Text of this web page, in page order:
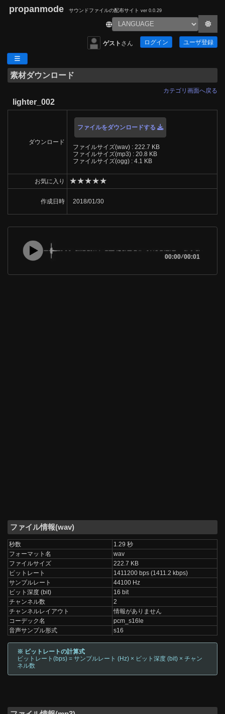
propanmode サウンドファイルの配布サイト ver 0.0.29
ゲスト さん ログイン ユーザ登録
素材ダウンロード
カテゴリ画面へ戻る
lighter_002
ダウンロード
ファイルをダウンロードする
ファイルサイズ(wav) : 222.7 KB
ファイルサイズ(mp3) : 20.8 KB
ファイルサイズ(ogg) : 4.1 KB
お気に入り ★★★★★
作成日時 2018/01/30
00:00/00:01
ファイル情報(wav)
秒数
1.29 秒
フォーマット名
wav
ファイルサイズ
222.7 KB
ビットレート
1411200 bps (1411.2 kbps)
サンプルレート
44100 Hz
ビット深度 (bit)
16 bit
チャンネル数
2
チャンネルレイアウト
情報がありません
コーデック名
pcm_s16le
音声サンプル形式
s16
※ ビットレートの計算式
ビットレート(bps) = サンプルレート (Hz) × ビット深度 (bit) × チャン
ネル数